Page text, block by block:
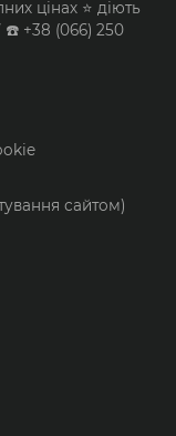
цінах ⭐ діють
☎️ +38 (066) 250
сайтом)